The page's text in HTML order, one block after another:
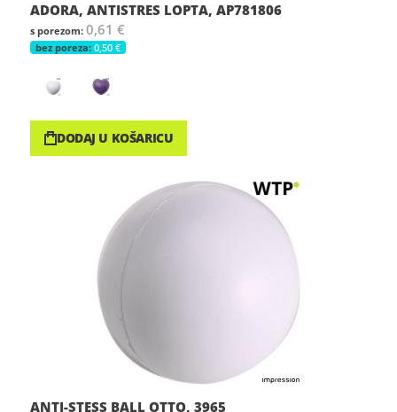
ADORA, ANTISTRES LOPTA, AP781806
0,61 €
0,50 €
DODAJ U KOŠARICU
ANTI-STESS BALL OTTO, 3965